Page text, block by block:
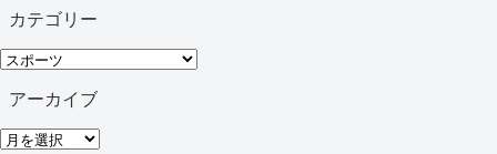
カテゴリー
カ
テ
アーカイブ
ア